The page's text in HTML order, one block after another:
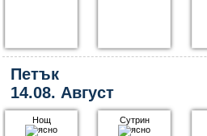
Петък
14.08. Август
Нощ Сутрин